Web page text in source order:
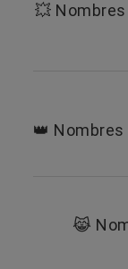
​💥​
​👑​
​😹​